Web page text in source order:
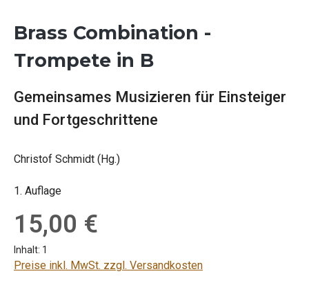
Brass Combination -
Trompete in B
Gemeinsames Musizieren für Einsteiger
und Fortgeschrittene
Christof Schmidt (Hg.)
1. Auflage
Regulärer Preis:
15,00 €
Inhalt: 1
Preise inkl. MwSt. zzgl. Versandkosten